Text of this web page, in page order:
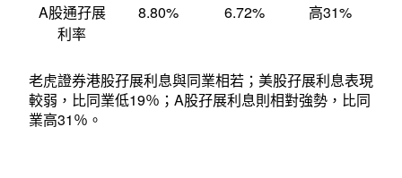
A股通孖展
利率
8.80% 6.72% 高31%
老虎證券港股孖展利息與同業相若；美股孖展利息表現
較弱，比同業低19％；A股孖展利息則相對強勢，比同
業高31％。